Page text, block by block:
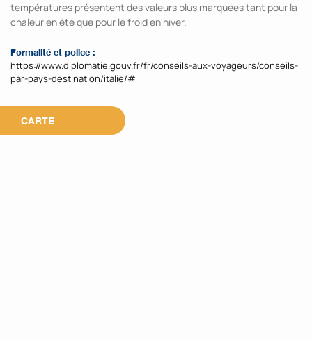
températures présentent des valeurs plus marquées tant pour la
chaleur en été que pour le froid en hiver.
Formalité et police :
https://www.diplomatie.gouv.fr/fr/conseils-aux-voyageurs/conseils-
par-pays-destination/italie/#
CARTE